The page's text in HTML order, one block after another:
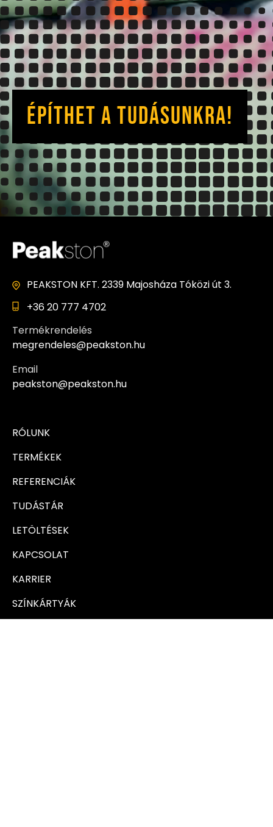
ÉPÍTHET A TUDÁSUNKRA!
PEAKSTON KFT. 2339 Majosháza Tóközi út 3.
+36 20 777 4702
Termékrendelés
megrendeles@peakston.hu
Email
peakston@peakston.hu
RÓLUNK
TERMÉKEK
REFERENCIÁK
TUDÁSTÁR
LETÖLTÉSEK
KAPCSOLAT
KARRIER
SZÍNKÁRTYÁK